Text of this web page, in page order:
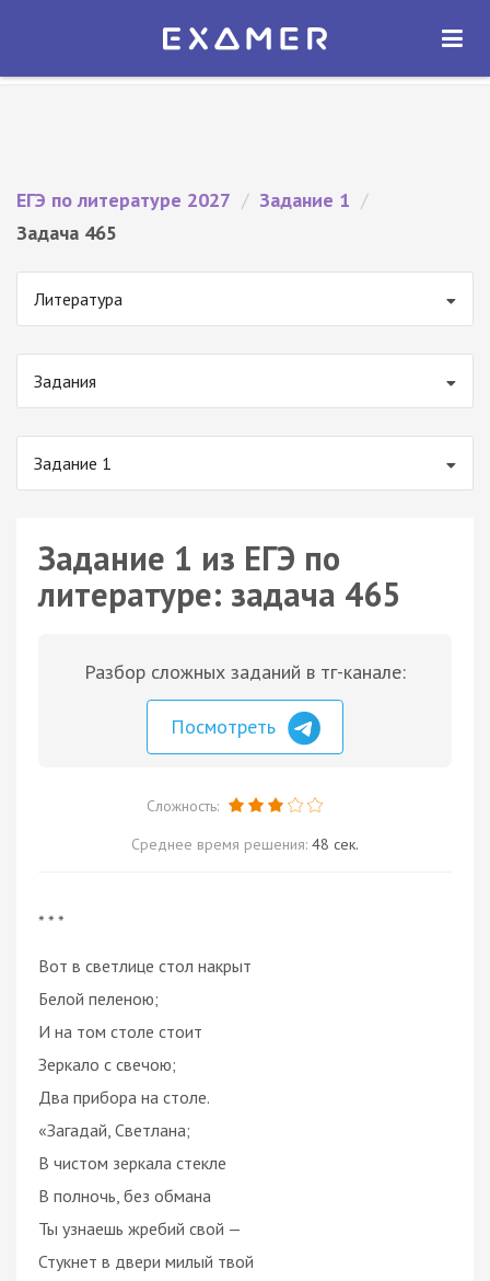
Экзамер — ЕГЭ 2027
ОТКРЫТЬ
ЕГЭ по литературе 2027 / Задание 1 /
Задача 465
Литература
Задания
Задание 1
Задание 1 из ЕГЭ по
литературе: задача 465
Разбор сложных заданий в тг-канале:
Посмотреть
Сложность:
Среднее время решения: 48 сек.
* * *
Вот в светлице стол накрыт
Белой пеленою;
И на том столе стоит
Зеркало с свечою;
Два прибора на столе.
«Загадай, Светлана;
В чистом зеркала стекле
В полночь, без обмана
Ты узнаешь жребий свой —
Стукнет в двери милый твой